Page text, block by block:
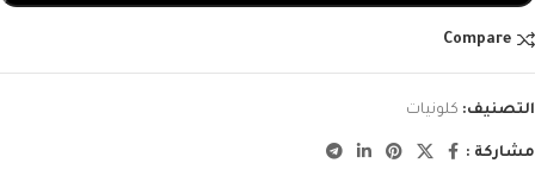
Compare
التصنيف: كلونيات
مشاركة :